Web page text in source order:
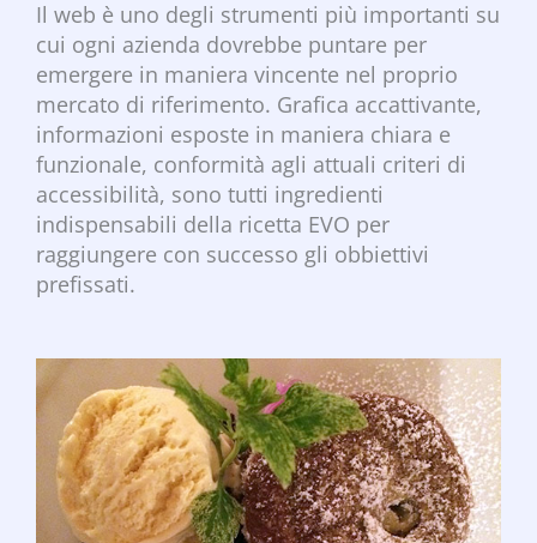
Il web è uno degli strumenti più importanti su
cui ogni azienda dovrebbe puntare per
emergere in maniera vincente nel proprio
mercato di riferimento. Grafica accattivante,
informazioni esposte in maniera chiara e
funzionale, conformità agli attuali criteri di
accessibilità, sono tutti ingredienti
indispensabili della ricetta EVO per
raggiungere con successo gli obbiettivi
prefissati.